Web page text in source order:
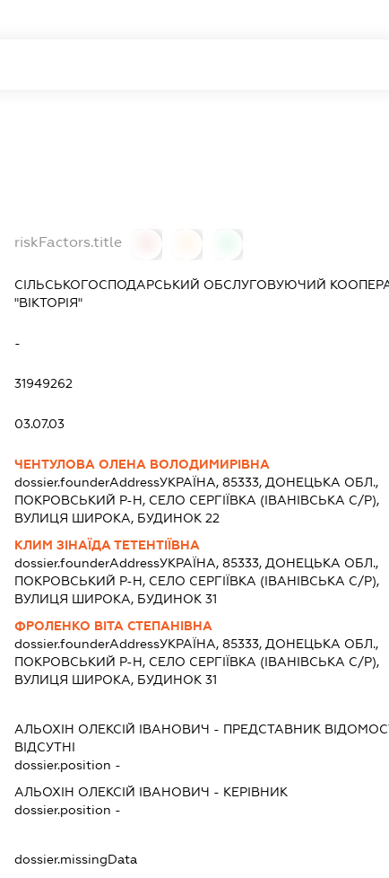
riskFactors.title
СІЛЬСЬКОГОСПОДАРСЬКИЙ ОБСЛУГОВУЮЧИЙ
"ВІКТОРІЯ"
-
31949262
03.07.03
ЧЕНТУЛОВА ОЛЕНА ВОЛОДИМИРІВНА
dossier.founderAddressУКРАЇНА, 85333, ДОНЕЦЬКА ОБЛ.,
ПОКРОВСЬКИЙ Р-Н, СЕЛО СЕРГІЇВКА (ІВАНІВСЬКА С/Р),
ВУЛИЦЯ ШИРОКА, БУДИНОК 22
КЛИМ ЗІНАЇДА ТЕТЕНТІЇВНА
dossier.founderAddressУКРАЇНА, 85333, ДОНЕЦЬКА ОБЛ.,
ПОКРОВСЬКИЙ Р-Н, СЕЛО СЕРГІЇВКА (ІВАНІВСЬКА С/Р),
ВУЛИЦЯ ШИРОКА, БУДИНОК 31
ФРОЛЕНКО ВІТА СТЕПАНІВНА
dossier.founderAddressУКРАЇНА, 85333, ДОНЕЦЬКА ОБЛ.,
ПОКРОВСЬКИЙ Р-Н, СЕЛО СЕРГІЇВКА (ІВАНІВСЬКА С/Р),
ВУЛИЦЯ ШИРОКА, БУДИНОК 31
АЛЬОХІН ОЛЕКСІЙ ІВАНОВИЧ - ПРЕДСТАВНИК
ВІДСУТНІ
dossier.position -
АЛЬОХІН ОЛЕКСІЙ ІВАНОВИЧ - КЕРІВНИК
dossier.position -
dossier.missingData